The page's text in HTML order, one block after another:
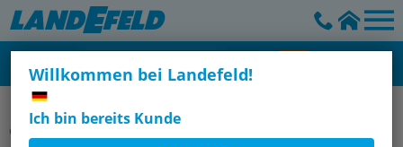
Willkommen bei Landefeld!
Ich bin bereits Kunde
CK-Schnellverschraubungen aus Messing, POM & Aluminium -
CK